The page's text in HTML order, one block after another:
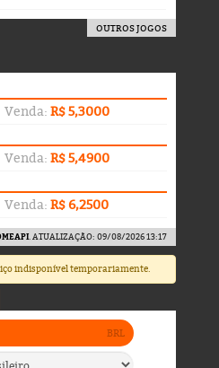
OUTROS JOGOS
Venda: R$ 5,3000
Venda: R$ 5,4900
Venda: R$ 6,2500
. ATUALIZAÇÃO: 09/08/2026 13:17
indisponível temporariamente.